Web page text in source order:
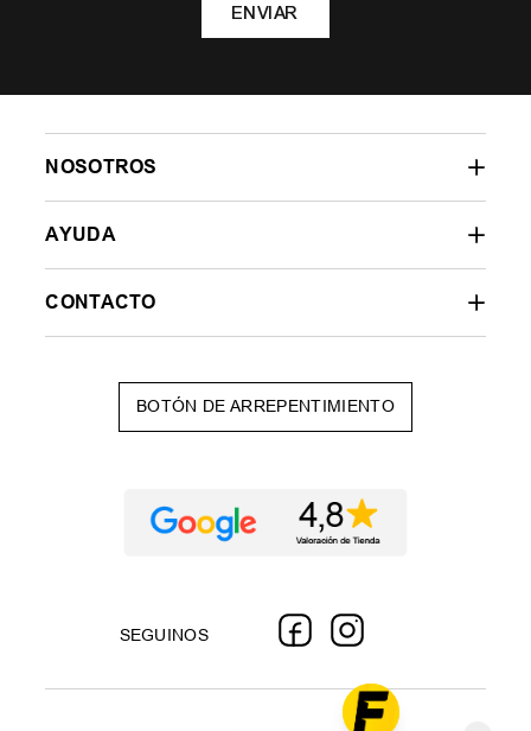
ENVIAR
NOSOTROS
AYUDA
CONTACTO
BOTÓN DE ARREPENTIMIENTO
SEGUINOS